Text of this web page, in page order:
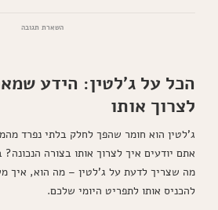
השארת תגובהבנושא
לצרוך
הכל על ג'לטין: הידע
לצרוך אותו
ג'לטין הוא חומר שהפך לחלק בלתי נפרד
אתם יודעים איך לצרוך אותו בצורה
מה שצריך לדעת על ג'לטין – מה הוא, איך
להכניס אותו לתפריט היומי שלכם.